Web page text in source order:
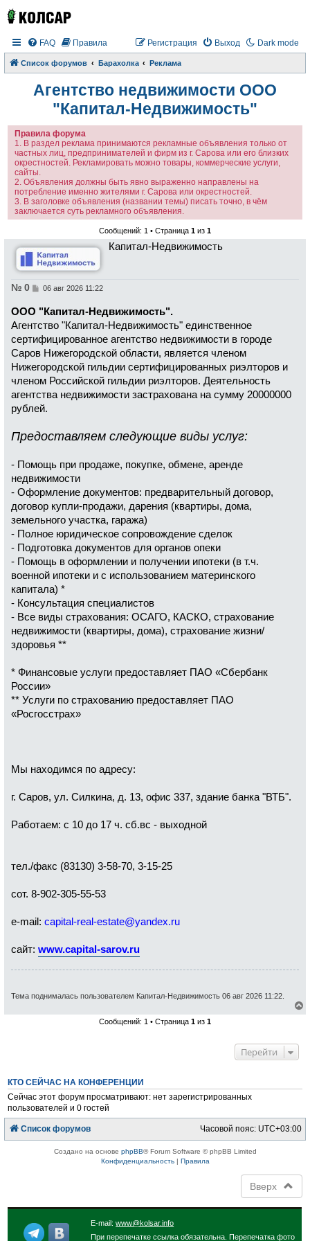
Dark mode
FAQ Правила Выход
Регистрация
Список форумов Барахолка Реклама
Агентство недвижимости ООО
"Капитал-Недвижимость"
Правила форума
1. В раздел реклама принимаются рекламные объявления только от
частных лиц, предпринимателей и фирм из г. Сарова или его близких
окрестностей. Рекламировать можно товары, коммерческие услуги,
сайты.
2. Объявления должны быть явно выраженно направлены на
потребление именно жителями г. Сарова или окрестностей.
3. В заголовке объявления (названии темы) писать точно, в чём
заключается суть рекламного объявления.
Сообщений: 1 • Страница 1 из 1
Капитал-Недвижимость
№ 0
С
б
щ
н
и
е
06 авг 2026 11:22
ООО "Капитал-Недвижимость".
Агентство "Капитал-Недвижимость" единственное
сертифицированное агентство недвижимости в городе
Саров Нижегородской области, является членом
Нижегородской гильдии сертифицированных риэлторов и
членом Российской гильдии риэлторов. Деятельность
агентства недвижимости застрахована на сумму 20000000
рублей.
Предоставляем следующие виды услуг:
- Помощь при продаже, покупке, обмене, аренде
недвижимости
- Оформление документов: предварительный договор,
договор купли-продажи, дарения (квартиры, дома,
земельного участка, гаража)
- Полное юридическое сопровождение сделок
- Подготовка документов для органов опеки
- Помощь в оформлении и получении ипотеки (в т.ч.
военной ипотеки и с использованием материнского
капитала) *
- Консультация специалистов
- Все виды страхования: ОСАГО, КАСКО, страхование
недвижимости (квартиры, дома), страхование жизни/
здоровья **
* Финансовые услуги предоставляет ПАО «Сбербанк
России»
** Услуги по страхованию предоставляет ПАО
«Росгосстрах»
Мы находимся по адресу:
г. Саров, ул. Силкина, д. 13, офис 337, здание банка "ВТБ".
Работаем: с 10 до 17 ч. сб.вс - выходной
тел./факс (83130) 3-58-70, 3-15-25
сот. 8-902-305-55-53
e-mail:capital-real-estate@yandex.ru
сайт:www.capital-sarov.ru
Тема поднималась пользователем Капитал-Недвижимость 06 авг 2026 11:22.
е
ч
л
Сообщений: 1 • Страница 1 из 1
Перейти
КТО СЕЙЧАС НА КОНФЕРЕНЦИИ
Сейчас этот форум просматривают: нет зарегистрированных
пользователей и 0 гостей
Список форумов Часовой пояс: UTC+03:00
Создано на основе phpBB® Forum Software © phpBB Limited
Конфиденциальность| Правила
Вверх
E-mail:www@kolsar.info
При перепечатке ссылка обязательна. Перепечатка фото